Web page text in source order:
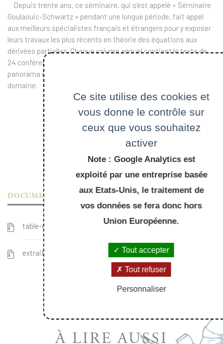
DOCUMENTS
table-des-matieres_135.pdf
extrait_135.pdf
Depuis trente ans, ce séminaire, qui s'est appelé « Séminaire
Goulaouic-Schwartz » pendant une longue période, fait appel
aux meilleurs spécialistes français et étrangers pour y exposer
leurs travaux les plus récents en théorie des équations aux
dérivées partielles. Chaque volume annuel contient le texte de
24 conférences données dans ce cadre, et présente un
panorama des avancées les plus significatives dans ce
domaine.
À LIRE AUSSI
Ce site utilise des cookies et
vous donne le contrôle sur
ceux que vous souhaitez
activer
Note : Google Analytics est
exploité par une entreprise basée
aux Etats-Unis, le traitement de
vos données se fera donc hors
Union Européenne.
Tout accepter
Tout refuser
Personnaliser